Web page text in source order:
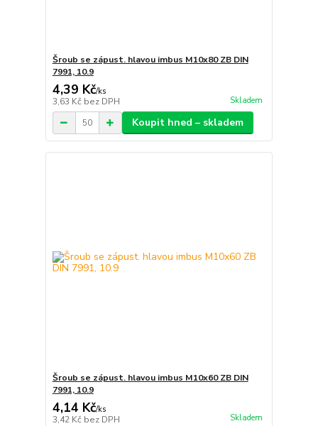
Šroub se zápust. hlavou imbus M10x80 ZB DIN
7991, 10.9
4,39 Kč/ks
3,63 Kč bez DPH Skladem
Koupit hned – skladem
Šroub se zápust. hlavou imbus M10x60 ZB DIN
7991, 10.9
4,14 Kč/ks
3,42 Kč bez DPH Skladem